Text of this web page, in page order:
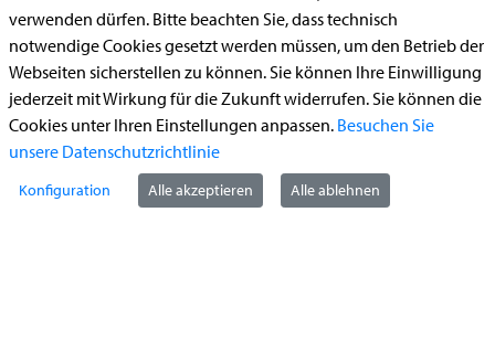
Bauantrag
Begleitetes Fahren ab 17 (Erstantrag)
Führerschein (Umtausch)
Reiterplakette (Verlängerungsantrag online)
Ummeldung zugelassenes Fahrzeug
verwenden dürfen. Bitte beachten Sie, dass technisch
notwendige Cookies gesetzt werden müssen, um den Betrieb der
Webseiten sicherstellen zu können. Sie können Ihre Einwilligung
jederzeit mit Wirkung für die Zukunft widerrufen. Sie können die
Cookies unter Ihren Einstellungen anpassen. Besuchen Sie
unsere Datenschutzrichtlinie
Konfiguration Alle akzeptieren Alle ablehnen